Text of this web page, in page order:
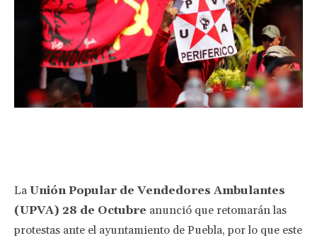
La Unión Popular de Vendedores Ambulantes
(UPVA) 28 de Octubre anunció que retomarán las
protestas ante el ayuntamiento de Puebla, por lo que este